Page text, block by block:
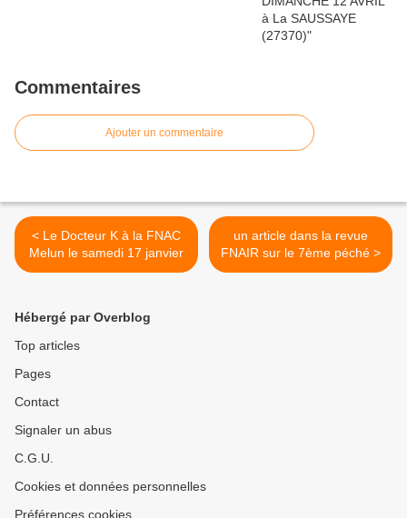
Commentaires
Ajouter un commentaire
< Le Docteur K à la FNAC
Melun le samedi 17 janvier
un article dans la revue
FNAIR sur le 7ème péché >
Hébergé par Overblog
Top articles
Pages
Contact
Signaler un abus
C.G.U.
Cookies et données personnelles
Préférences cookies